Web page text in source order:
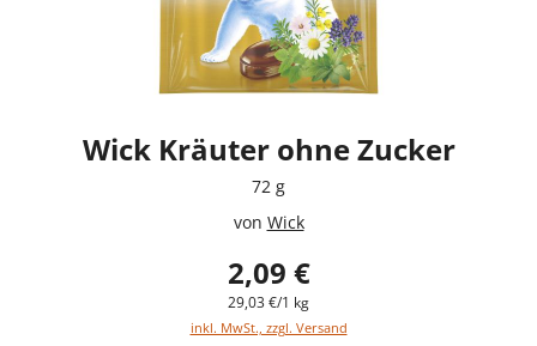
Wick Kräuter ohne Zucker
72 g
von Wick
2,09 €
29,03 €/1 kg
inkl. MwSt., zzgl. Versand